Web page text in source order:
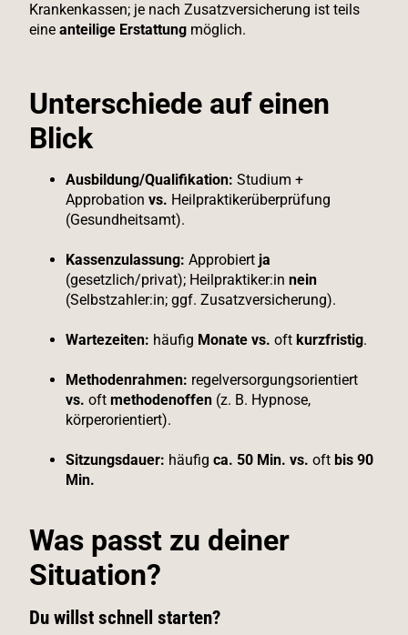
Krankenkassen; je nach Zusatzversicherung ist teils
eine anteilige Erstattung möglich.
Unterschiede auf einen
Blick
Ausbildung/Qualifikation: Studium +
Approbation vs. Heilpraktikerüberprüfung
(Gesundheitsamt).
Kassenzulassung: Approbiert ja
(gesetzlich/privat); Heilpraktiker:in nein
(Selbstzahler:in; ggf. Zusatzversicherung).
Wartezeiten: häufig Monate vs. oft kurzfristig.
Methodenrahmen: regelversorgungsorientiert
vs. oft methodenoffen (z. B. Hypnose,
körperorientiert).
Sitzungsdauer: häufig ca. 50 Min. vs. oft bis 90
Min.
Was passt zu deiner
Situation?
Du willst schnell starten?